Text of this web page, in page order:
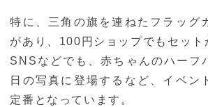
特に、三角の旗を連ねたフラッグ
があり、100円ショップでもセット
SNSなどでも、赤ちゃんのハーフ
日の写真に登場するなど、イベン
定番となっています。